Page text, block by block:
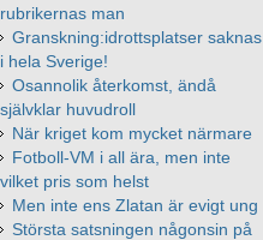
rubrikernas man
Granskning:idrottsplatser saknas
i hela Sverige!
Osannolik återkomst, ändå
självklar huvudroll
När kriget kom mycket närmare
Fotboll-VM i all ära, men inte
vilket pris som helst
Men inte ens Zlatan är evigt ung
Största satsningen någonsin på